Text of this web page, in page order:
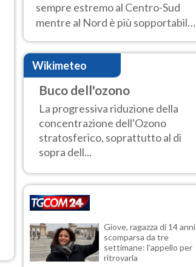
sempre estremo al Centro-Sud
mentre al Nord è più sopportabile
fino a domenica 9. Temporali di
calore sui rilievi.
Wikimeteo
Buco dell'ozono
La progressiva riduzione della
concentrazione dell'Ozono
stratosferico, soprattutto al di
sopra dell...
Giove, ragazza di 14 anni
scomparsa da tre
settimane: l'appello per
ritrovarla